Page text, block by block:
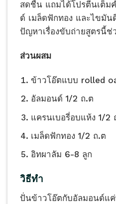
สดชื่น แถมได้โปรตีนเต็ม
ด์ เมล็ดฟักทอง​ และไขมัน
ปัญหาเรื่องขับถ่ายสูตรนี้ช่
ส่วนผสม
ข้าวโอ๊ตแบบ​ rolled​
อัลมอนด์​ 1/2 ถ.ต
แครนเบอรี่​อบแห้ง 1/2
เมล็ดฟักทอง​ 1/2 ถ.ต
อิทผาลัม​ 6-8 ลูก
วิธีทำ
ปั่นข้าวโอ๊ตกับอัลมอนด์​แค่